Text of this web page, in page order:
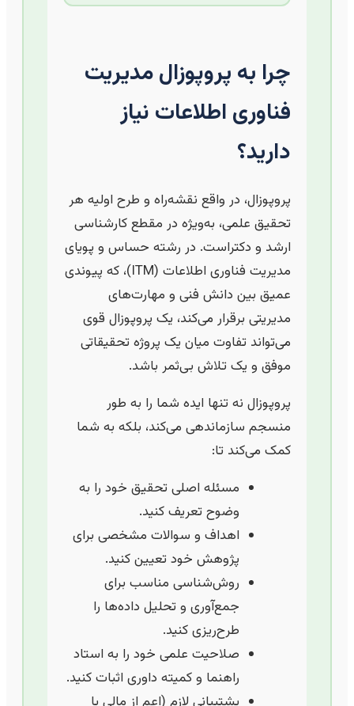
چرا به پروپوزال مدیریت
فناوری اطلاعات نیاز
دارید؟
پروپوزال، در واقع نقشه‌راه و طرح اولیه هر
تحقیق علمی، به‌ویژه در مقطع کارشناسی
ارشد و دکتراست. در رشته حساس و پویای
مدیریت فناوری اطلاعات (ITM)، که پیوندی
عمیق بین دانش فنی و مهارت‌های
مدیریتی برقرار می‌کند، یک پروپوزال قوی
می‌تواند تفاوت میان یک پروژه تحقیقاتی
موفق و یک تلاش بی‌ثمر باشد.
پروپوزال نه تنها ایده شما را به طور
منسجم سازماندهی می‌کند، بلکه به شما
کمک می‌کند تا:
مسئله اصلی تحقیق خود را به
وضوح تعریف کنید.
اهداف و سوالات مشخصی برای
پژوهش خود تعیین کنید.
روش‌شناسی مناسب برای
جمع‌آوری و تحلیل داده‌ها را
طرح‌ریزی کنید.
صلاحیت علمی خود را به استاد
راهنما و کمیته داوری اثبات کنید.